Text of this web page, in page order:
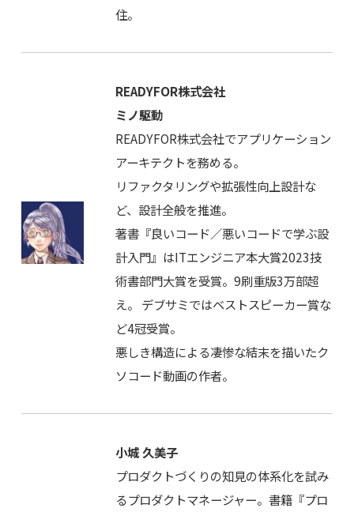
住。
READYFOR株式会社
ミノ駆動
READYFOR株式会社でアプリケーション
アーキテクトを務める。
リファクタリングや拡張性向上設計な
ど、設計全般を推進。
著書『良いコード／悪いコードで学ぶ設
計入門』はITエンジニア本大賞2023技
術書部門大賞を受賞。9刷重版3万部超
え。 デブサミではベストスピーカー賞な
ど4冠受賞。
悪しき構造による凄惨な結末を描いたク
ソコード動画の作者。
小城 久美子
プロダクトづくりの知見の体系化を試み
るプロダクトマネージャー。書籍『プロ